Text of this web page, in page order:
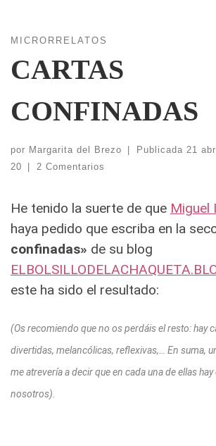
MICRORRELATOS
CARTAS
CONFINADAS
por Margarita del Brezo | Publicada 21
20
| 2 Comentarios
He tenido la suerte de que Miguel
haya pedido que escriba en la
confinadas» de su blog
este ha sido el resultado:
(Os recomiendo que no os perdáis el resto: hay
divertidas, melancólicas, reflexivas,… En suma,
me atrevería a decir que en cada una de ellas
nosotros).